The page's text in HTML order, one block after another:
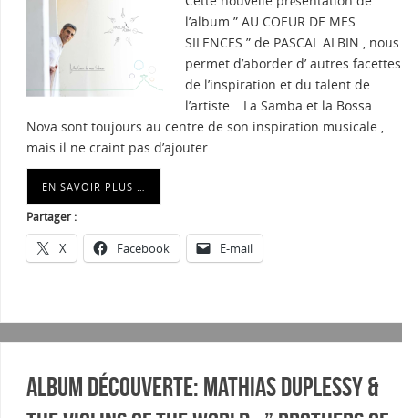
l’album ” AU COEUR DE MES
SILENCES ” de PASCAL ALBIN , nous
permet d’aborder d’ autres facettes
de l’inspiration et du talent de
l’artiste… La Samba et la Bossa
Nova sont toujours au centre de son inspiration musicale ,
mais il ne craint pas d’ajouter…
EN SAVOIR PLUS …
Partager :
X Facebook E-mail
Album découverte: MATHIAS DUPLESSY &